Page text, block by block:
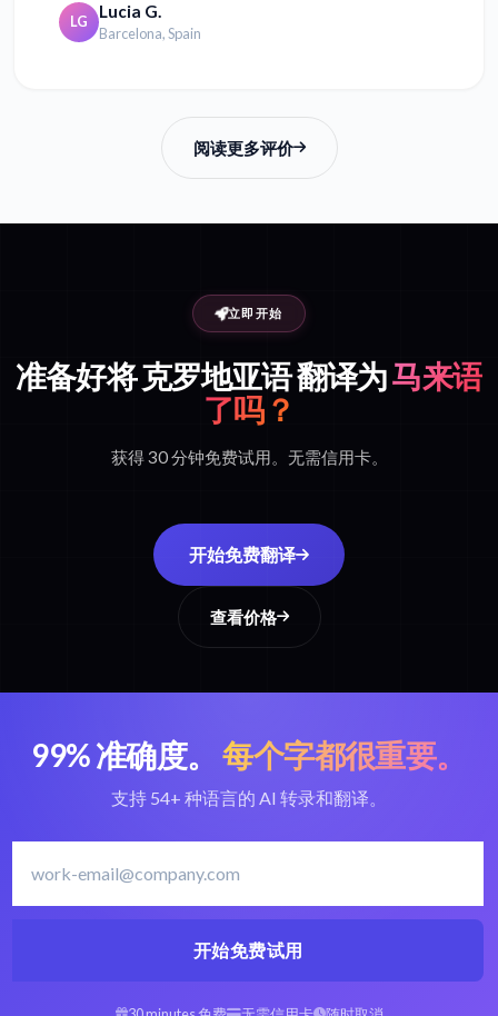
LG Lucia G.
Barcelona, Spain
阅读更多评价
立即开始
准备好将 克罗地亚语 翻译为马来语
了吗？
获得 30 分钟免费试用。无需信用卡。
开始免费翻译
查看价格
99% 准确度。 每个字都很重要。
支持 54+ 种语言的 AI 转录和翻译。
开始免费试用